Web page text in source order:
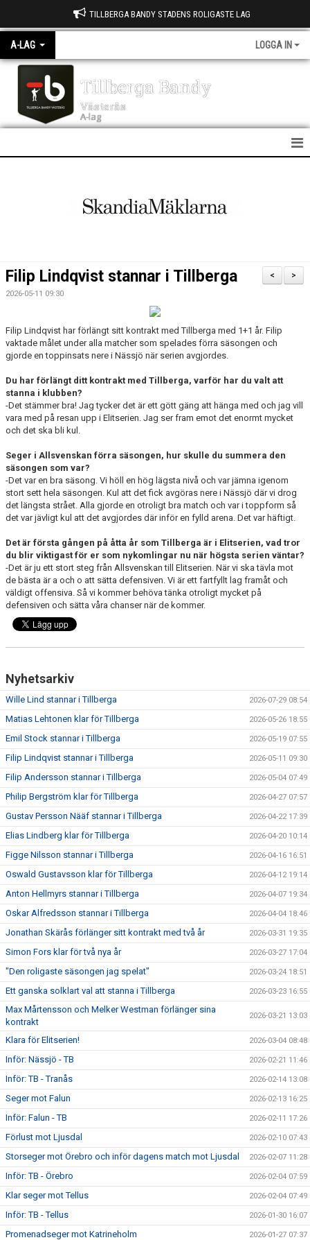
TILLBERGA BANDY STADENS ROLIGASTE LAG
A-LAG LOGGA IN
Tillberga Bandy
Västerås
A-lag
TRUPPEN
DOKUMENT
KONTAKT
>
<
Filip Lindqvist stannar i Tillberga
2026-05-11 09:30
Filip Lindqvist har förlängt sitt kontrakt med Tillberga med 1+1 år. Filip
vaktade målet under alla matcher som spelades förra säsongen och
gjorde en toppinsats nere i Nässjö när serien avgjordes.
Du har förlängt ditt kontrakt med Tillberga, varför har du valt att
stanna i klubben?
-Det stämmer bra! Jag tycker det är ett gött gäng att hänga med och jag vill
vara med på resan upp i Elitserien. Jag ser fram emot det enormt mycket
och det ska bli kul.
Seger i Allsvenskan förra säsongen, hur skulle du summera den
säsongen som var?
-Det var en bra säsong. Vi höll en hög lägsta nivå och var jämna igenom
stort sett hela säsongen. Kul att det fick avgöras nere i Nässjö där vi drog
det längsta strået. Alla gjorde en otroligt bra match och var i toppform så
det var jävligt kul att det avgjordes där inför en fylld arena. Det var häftigt.
Det är första gången på åtta år som Tillberga är i Elitserien, vad tror
du blir viktigast för er som nykomlingar nu när högsta serien väntar?
-Det är ju ett stort steg från Allsvenskan till Elitserien. När vi ska tävla mot
de bästa är a och o att sätta defensiven. Vi är ett fartfyllt lag framåt och
väldigt offensiva. Så vi kommer behöva tänka otroligt mycket på
defensiven och sätta våra chanser när de kommer.
Nyhetsarkiv
Wille Lind stannar i Tillberga 2026-07-29 08:54
Matias Lehtonen klar för Tillberga 2026-05-26 18:55
Emil Stock stannar i Tillberga 2026-05-19 07:55
Filip Lindqvist stannar i Tillberga 2026-05-11 09:30
Filip Andersson stannar i Tillberga 2026-05-04 07:49
Philip Bergström klar för Tillberga 2026-04-27 07:57
Gustav Persson Nääf stannar i Tillberga 2026-04-22 17:39
Elias Lindberg klar för Tillberga 2026-04-20 10:14
Figge Nilsson stannar i Tillberga 2026-04-16 16:51
Oswald Gustavsson klar för Tillberga 2026-04-12 19:14
Anton Hellmyrs stannar i Tillberga 2026-04-07 19:34
Oskar Alfredsson stannar i Tillberga 2026-04-04 18:46
Jonathan Skärås förlänger sitt kontrakt med två år 2026-03-31 19:35
Simon Fors klar för två nya år 2026-03-27 17:04
"Den roligaste säsongen jag spelat" 2026-03-24 18:51
Ett ganska solklart val att stanna i Tillberga 2026-03-23 16:55
Max Mårtensson och Melker Westman förlänger sina
kontrakt
2026-03-21 13:03
Klara för Elitserien! 2026-03-04 08:48
Inför: Nässjö - TB 2026-02-21 11:46
Inför: TB - Tranås 2026-02-14 13:08
Seger mot Falun 2026-02-13 16:25
Inför: Falun - TB 2026-02-11 17:26
Förlust mot Ljusdal 2026-02-10 07:43
Storseger mot Örebro och inför dagens match mot Ljusdal 2026-02-07 11:28
Inför: TB - Örebro 2026-02-04 07:59
Klar seger mot Tellus 2026-02-04 07:49
Inför: TB - Tellus 2026-01-30 16:07
Promenadseger mot Katrineholm 2026-01-27 07:37